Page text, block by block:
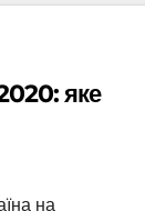
яке
на